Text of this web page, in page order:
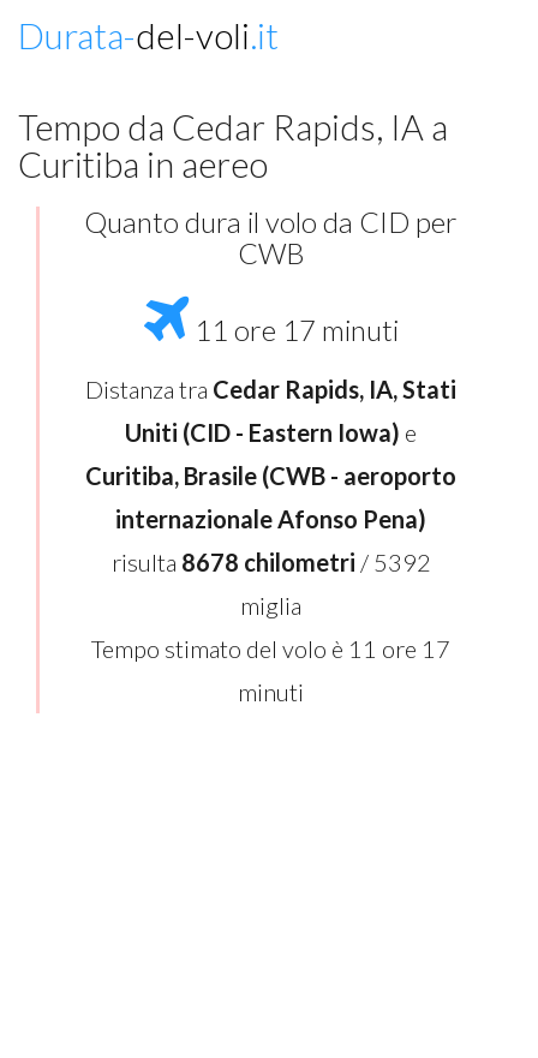
Durata-del-voli.it
Tempo da Cedar Rapids, IA a
Curitiba in aereo
Quanto dura il volo da CID per
CWB
11 ore 17 minuti
Distanza tra Cedar Rapids, IA, Stati
Uniti (CID - Eastern Iowa) e
Curitiba, Brasile (CWB - aeroporto
internazionale Afonso Pena)
risulta 8678 chilometri / 5392
miglia
Tempo stimato del volo è 11 ore 17
minuti